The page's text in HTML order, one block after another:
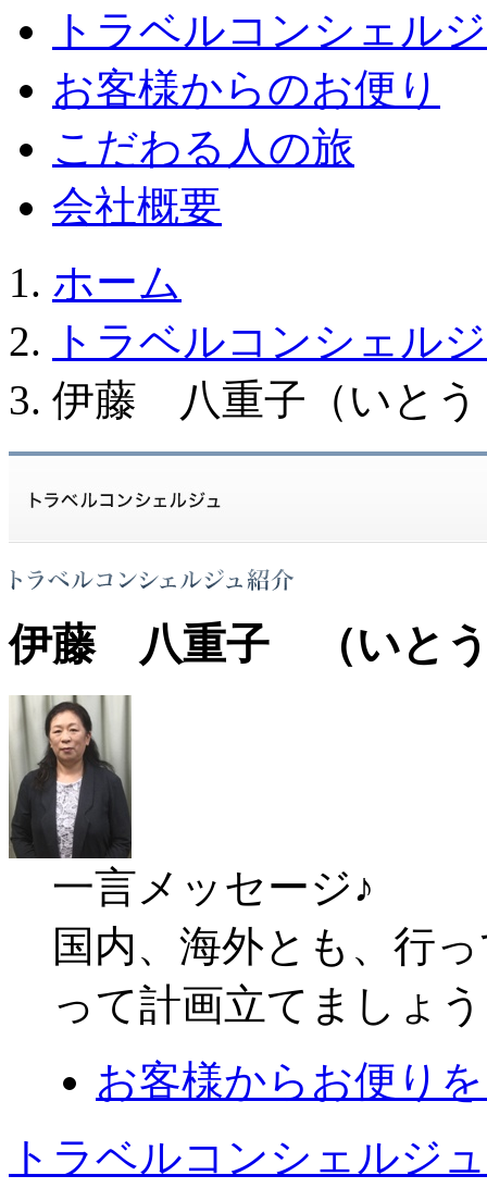
トラベルコンシェル
お客様からのお便り
こだわる人の旅
会社概要
ホーム
トラベルコンシェル
伊藤 八重子（いと
伊藤 八重子 （いと
一言メッセージ♪
国内、海外とも、行
って計画立てましょ
お客様からお便り
トラベルコンシェルジ